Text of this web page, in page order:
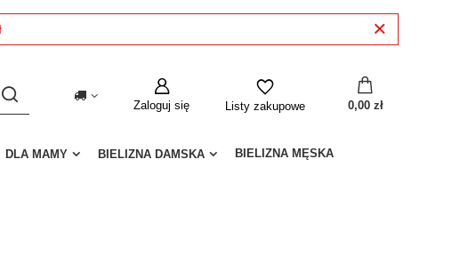
Zaloguj się Listy zakupowe 0,00 zł
DLA MAMY BIELIZNA DAMSKA BIELIZNA MĘSKA